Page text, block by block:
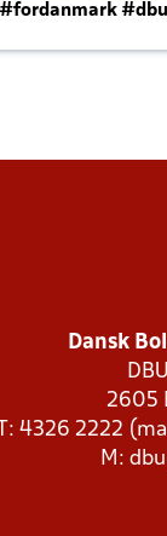
#fordanmark #dbu
Dansk
2605
T: 4326 2222
M: